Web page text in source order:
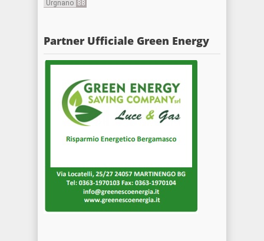
Urgnano 88
Partner Ufficiale Green Energy